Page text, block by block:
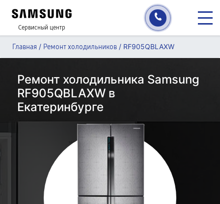
Сервисный центр
Главная / Ремонт холодильников / RF905QBLAXW
Ремонт холодильника Samsung
RF905QBLAXW в
Екатеринбурге